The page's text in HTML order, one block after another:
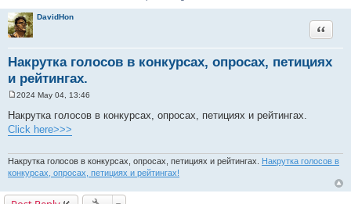
DavidHon
Накрутка голосов в конкурсах, опросах, петициях
и рейтингах.
Quote
s
t
2024 May 04, 13:46
Накрутка голосов в конкурсах, опросах, петициях и рейтингах.
Click here>>>
Накрутка голосов в конкурсах, опросах, петициях и рейтингах. Накрутка голосов в
конкурсах, опросах, петициях и рейтингах!